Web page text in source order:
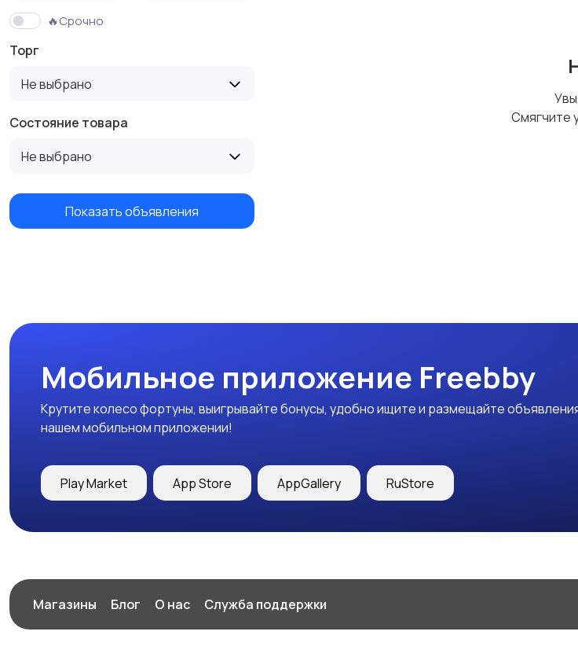
сэндвичницы,
тостеры🔥Срочно
Торг
Не выбрано
Состояние товара
Не выбрано
Показать объявления
Смягчите
Мобильное приложение Freebby
Крутите колесо фортуны, выигрывайте бонусы, удобно ищите и размещайте
нашем мобильном приложении!
Play Market App Store AppGallery RuStore
Магазины Блог О нас Служба поддержки